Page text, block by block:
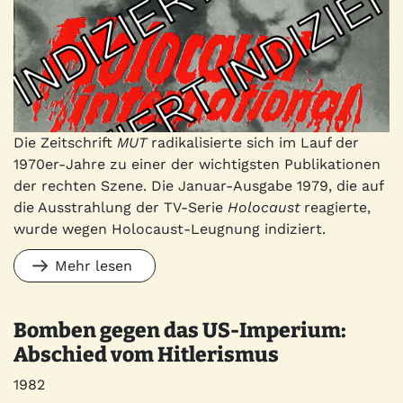
Die Zeitschrift MUTradikalisierte sich im Lauf der
1970er-Jahre zu einer der wichtigsten Publikationen
der rechten Szene. Die Januar-Ausgabe 1979, die auf
die Ausstrahlung der TV-Serie Holocaustreagierte,
wurde wegen Holocaust-Leugnung indiziert.
Mehr lesen
Bomben gegen das US-Imperium:
Abschied vom Hitlerismus
Jahr
1982